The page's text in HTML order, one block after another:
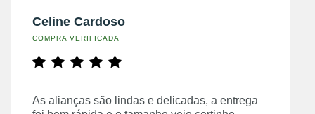
Celine Cardoso
COMPRA VERIFICADA
As alianças são lindas e delicadas, a entrega